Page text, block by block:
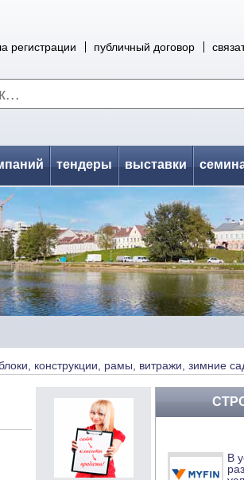
регистрации публичный договор
тендеры выставки
конструкции, рамы, витражи, зимние
В